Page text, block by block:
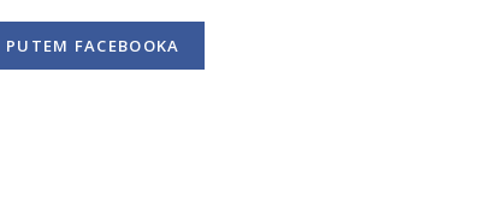
PUTEM FACEBOOKA